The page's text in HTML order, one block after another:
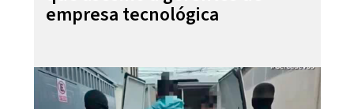
empresa tecnológica